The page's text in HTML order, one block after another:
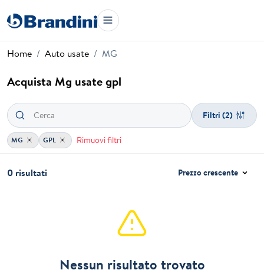
Home Auto usate MG
Acquista Mg usate gpl
Filtri (2)
MG GPL Rimuovi filtri
0 risultati Prezzo crescente
Nessun risultato trovato